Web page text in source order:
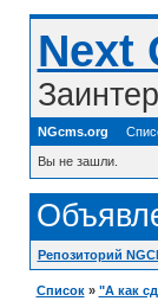
Next
NGcms.org
Вы не зашли.
Репозиторий
Список » "А как